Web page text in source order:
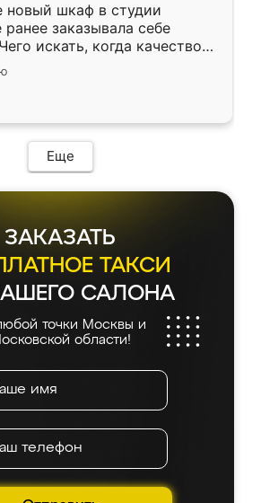
новый шкаф в студии
ранее заказывала себе
искать, когда качеством
Служит кухня уже почти
нет.
Еще
ЗАКАЗАТЬ
ТАКСИ
САЛОНА
точки Москвы и
области!